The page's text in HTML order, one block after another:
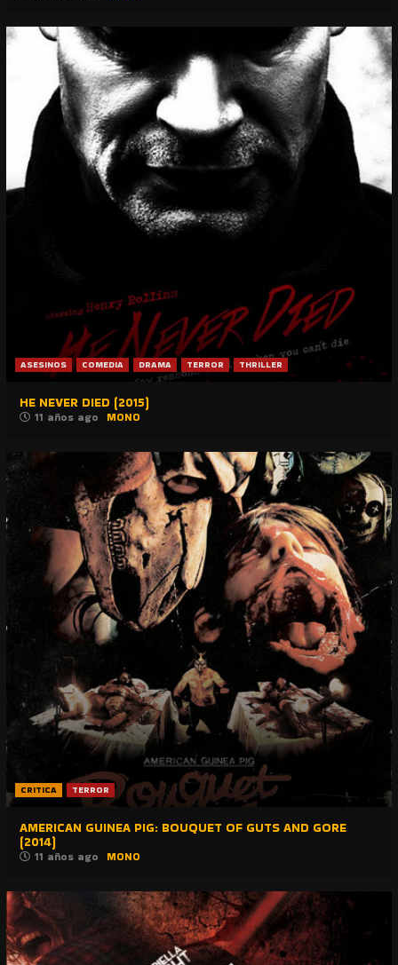
ASESINOS COMEDIA DRAMA TERROR THRILLER
HE NEVER DIED (2015)
11 años ago MONO
CRITICA TERROR
AMERICAN GUINEA PIG: BOUQUET OF GUTS AND GORE
(2014)
11 años ago MONO